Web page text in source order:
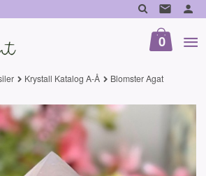
0
Krystall Katalog A-Å Blomster Agat